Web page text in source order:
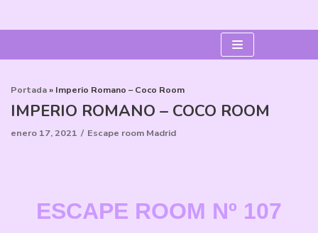
al
Portada » Imperio Romano – Coco Room
IMPERIO ROMANO – COCO ROOM
enero 17, 2021 Escape room Madrid
ESCAPE ROOM Nº 107